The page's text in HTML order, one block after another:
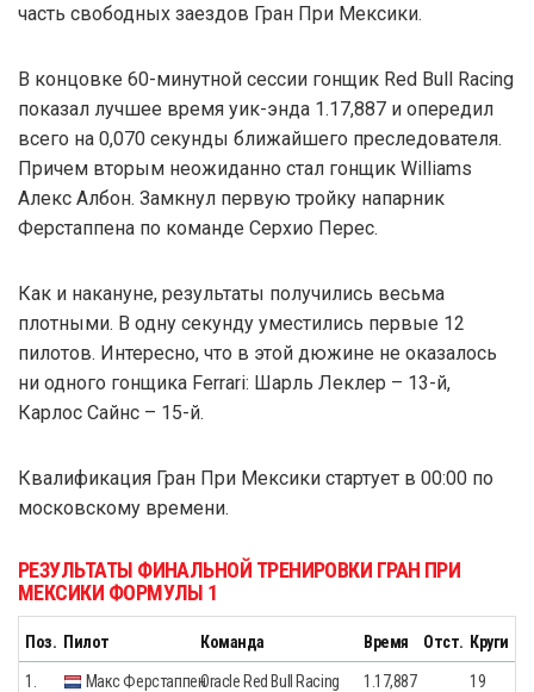
часть свободных заездов Гран При Мексики.
В концовке 60-минутной сессии гонщик Red Bull Racing
показал лучшее время уик-энда 1.17,887 и опередил
всего на 0,070 секунды ближайшего преследователя.
Причем вторым неожиданно стал гонщик Williams
Алекс Албон. Замкнул первую тройку напарник
Ферстаппена по команде Серхио Перес.
Как и накануне, результаты получились весьма
плотными. В одну секунду уместились первые 12
пилотов. Интересно, что в этой дюжине не оказалось
ни одного гонщика Ferrari: Шарль Леклер – 13-й,
Карлос Сайнс – 15-й.
Квалификация Гран При Мексики стартует в 00:00 по
московскому времени.
РЕЗУЛЬТАТЫ ФИНАЛЬНОЙ ТРЕНИРОВКИ ГРАН ПРИ
МЕКСИКИ ФОРМУЛЫ 1
Поз. Пилот Команда Время Отст. Круги
1. Макс ФерстаппенOracle Red Bull Racing 1.17,887 19